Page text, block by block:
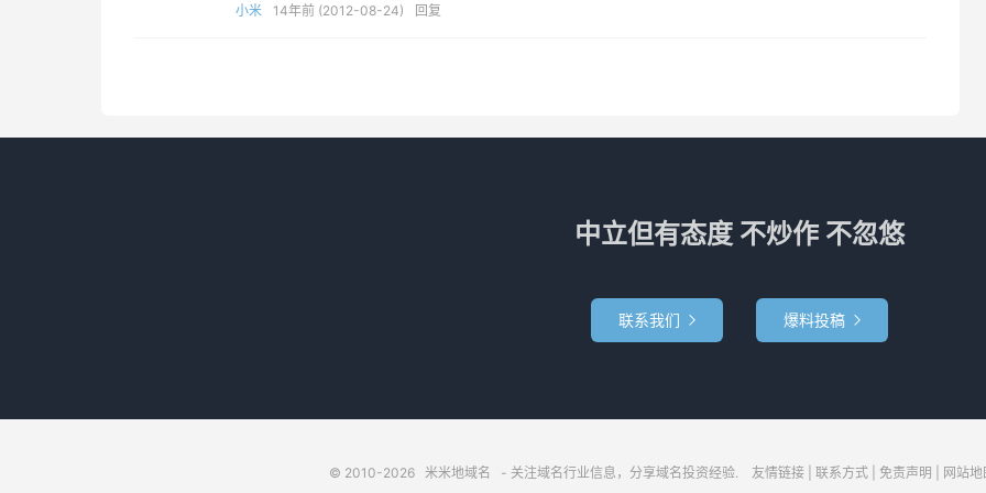
小米 14年前 (2012-08-24) 回复
中立但有态度 不炒作 不忽悠
联系我们  爆料投稿 
© 2010-2026 米米地域名 - 关注域名行业信息，分享域名投资经验. 友情链接 联系方式 免责声明 网站地